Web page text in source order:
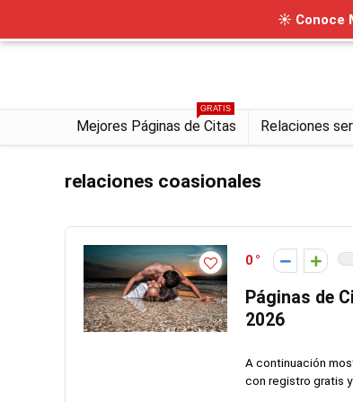
Mejores Páginas de Citas
GRATIS
Relaciones
relaciones coasionales
0
Páginas de
2026
A continuación
con registro gratis y
☀ Conoce